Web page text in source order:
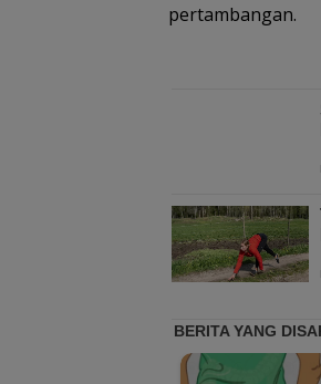
pertambangan.